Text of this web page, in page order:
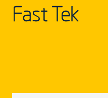
Fast Tek